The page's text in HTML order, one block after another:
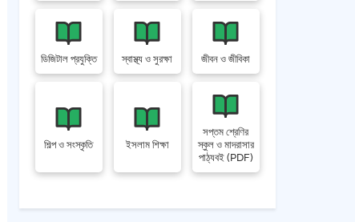
ডিজিটাল প্রযুক্তি স্বাস্থ্য ও সুরক্ষা জীবন ও জীবিকা
শিল্প ও সংস্কৃতি ইসলাম শিক্ষা
সপ্তম শ্রেণির
স্কুল ও মাদরাসার
পাঠ্যবই (PDF)